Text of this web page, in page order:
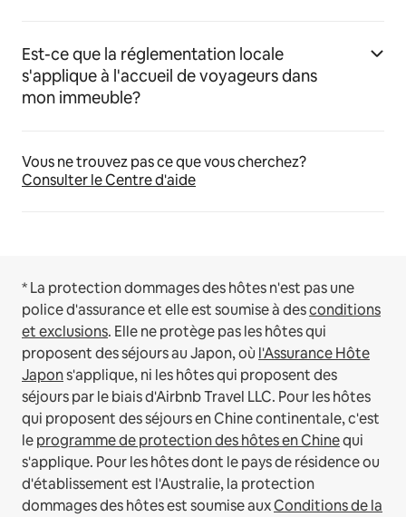
Est-ce que la réglementation locale
s'applique à l'accueil de voyageurs dans
mon immeuble?
Vous ne trouvez pas ce que vous cherchez?
Consulter le Centre d'aide
* La protection dommages des hôtes n'est pas une
police d'assurance et elle est soumise à desconditions
et exclusions. Elle ne protège pas les hôtes qui
proposent des séjours au Japon, où l'Assurance Hôte
Japons'applique, ni les hôtes qui proposent des
séjours par le biais d'Airbnb Travel LLC. Pour les hôtes
qui proposent des séjours en Chine continentale, c'est
leprogramme de protection des hôtes en Chinequi
s'applique. Pour les hôtes dont le pays de résidence ou
d'établissement est l'Australie, la protection
dommages des hôtes est soumise auxConditions de la